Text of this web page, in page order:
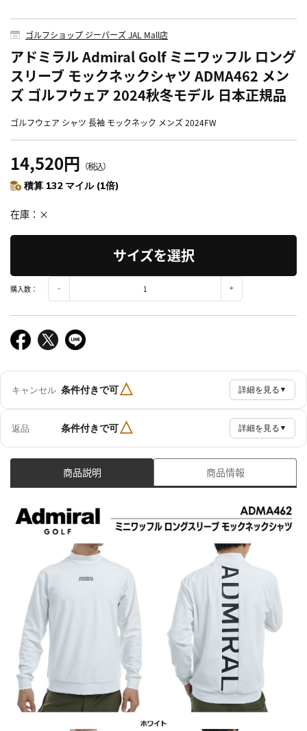
ゴルフショップ ジーパーズ JAL Mall店
アドミラル Admiral Golf ミニワッフル ロング
スリーブ モックネックシャツ ADMA462 メン
ズ ゴルフウェア 2024秋冬モデル 日本正規品
ゴルフウェア シャツ 長袖 モックネック メンズ 2024FW
14,520円 （税込）
積算 132 マイル (1倍)
在庫 ×
サイズを選択
購入数：
キャンセル 条件付きで可△ 詳細を見る ▼
返品 条件付きで可△ 詳細を見る ▼
商品説明 商品情報